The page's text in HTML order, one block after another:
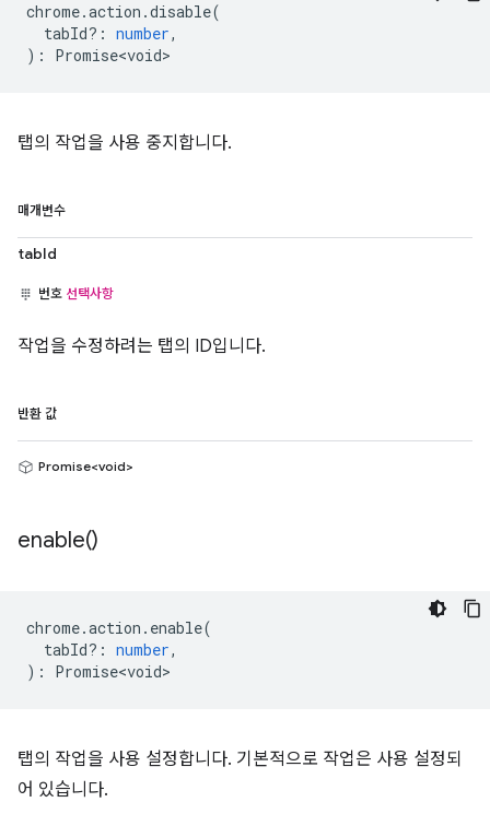
chrome.action .disable(
tabId? : number,
) : Promise<void>
탭의 작업을 사용 중지합니다.
매개변수
tabId
번호 선택사항
작업을 수정하려는 탭의 ID입니다.
반환 값
Promise<void>
enable()
chrome.action . enable(
tabId? : number,
) : Promise<void>
탭의 작업을 사용 설정합니다. 기본적으로 작업은 사용 설정되
어 있습니다.